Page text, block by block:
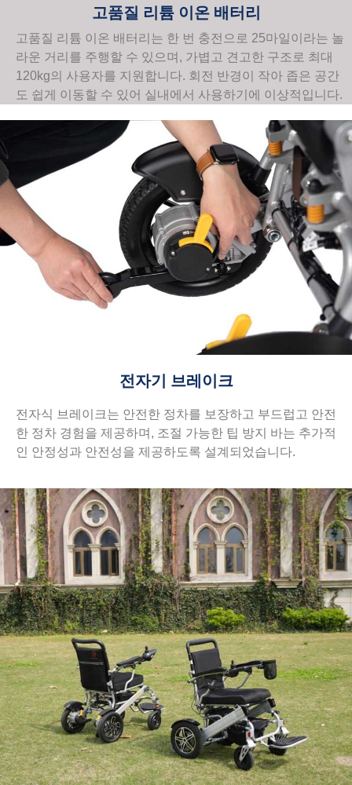
고품질 리튬 이온 배터리
고품질 리튬 이온 배터리는 한 번 충전으로 25마일이라는 놀
라운 거리를 주행할 수 있으며, 가볍고 견고한 구조로 최대
120kg의 사용자를 지원합니다. 회전 반경이 작아 좁은 공간
도 쉽게 이동할 수 있어 실내에서 사용하기에 이상적입니다.
전자기 브레이크
전자식 브레이크는 안전한 정차를 보장하고 부드럽고 안전
한 정차 경험을 제공하며, 조절 가능한 팁 방지 바는 추가적
인 안정성과 안전성을 제공하도록 설계되었습니다.